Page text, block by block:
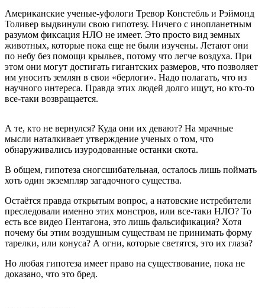
Американские ученые-уфологи Тревор Констебль и Рэймонд
Толивер выдвинули свою гипотезу. Ничего с инопланетным
разумом фиксация НЛО не имеет. Это просто вид земных
животных, которые пока еще не были изучены. Летают они
по небу без помощи крыльев, потому что легче воздуха. При
этом они могут достигать гигантских размеров, что позволяет
им уносить землян в свои «берлоги». Надо полагать, что из
научного интереса. Правда этих людей долго ищут, но кто-то
все-таки возвращается.
А те, кто не вернулся? Куда они их девают? На мрачные
мысли наталкивает утверждение ученых о том, что
обнаруживались изуродованные останки скота.
В общем, гипотеза сногсшибательная, осталось лишь поймать
хоть один экземпляр загадочного существа.
Остаётся правда открытым вопрос, а натовские истребители
преследовали именно этих монстров, или все-таки НЛО? То
есть все видео Пентагона, это лишь фальсификация? Хотя
почему бы этим воздушным существам не принимать форму
тарелки, или конуса? А огни, которые светятся, это их глаза?
Но любая гипотеза имеет право на существование, пока не
доказано, что это бред.